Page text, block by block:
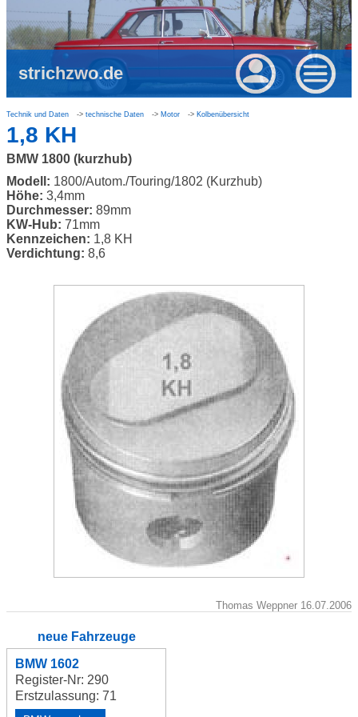
strichzwo.de
Technik und Daten technische Daten Motor Kolbenübersicht
1,8 KH
BMW 1800 (kurzhub)
Modell: 1800/Autom./Touring/1802 (Kurzhub)
Höhe: 3,4mm
Durchmesser: 89mm
KW-Hub: 71mm
Kennzeichen: 1,8 KH
Verdichtung: 8,6
Thomas Weppner 16.07.2006
neue Fahrzeuge
BMW 1602
Register-Nr: 290
Erstzulassung: 71